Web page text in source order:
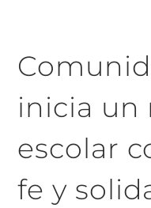
inicia un
escolar
fe y